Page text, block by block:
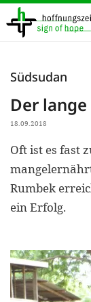
Direkt
zum
Inhalt
Südsudan
Der
18.09.2018
Oft ist es fast
Rumbek
ein Erfolg.